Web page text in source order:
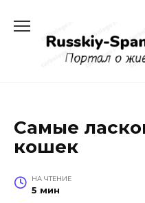
содержанию
Самые
кошек
НА ЧТЕНИЕ
5 мин